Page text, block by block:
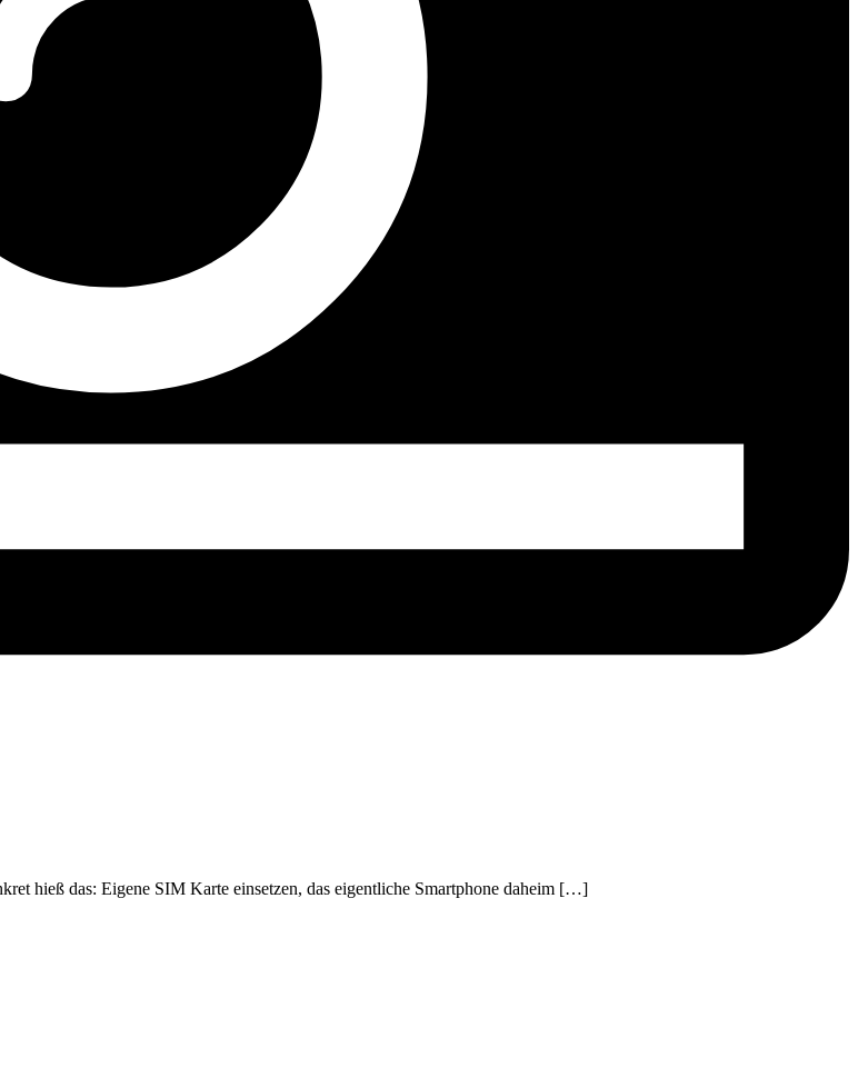
hieß das: Eigene SIM Karte einsetzen, das eigentliche Smartphone daheim […]